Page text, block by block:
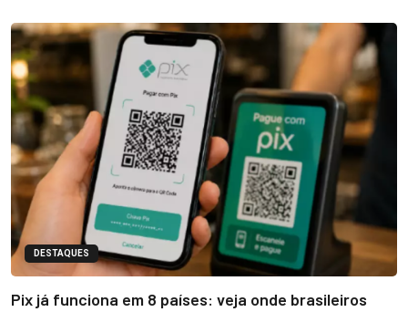
DESTAQUES
Pix já funciona em 8 países: veja onde brasileiros